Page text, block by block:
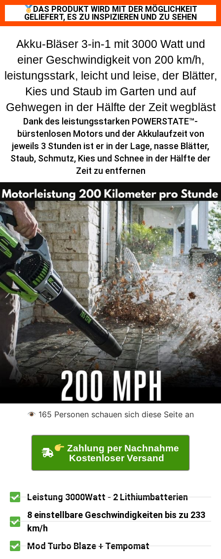
DAS PRODUKT WIRD MIT DER MÖGLICHKEIT
GELIEFERT, ES ZU INSPIZIEREN UND ZU SEHEN
Akku-Bläser 3-in-1 mit 3000 Watt und
einer Geschwindigkeit von 200 km/h,
leistungsstark, leicht und leise, der Blätter,
Kies und Staub im Garten und auf
Gehwegen in der Hälfte der Zeit wegbläst
Dank des leistungsstarken POWERSTATE™-
bürstenlosen Motors und der Akkulaufzeit von
jeweils 3 Stunden ist er in der Lage, nasse Blätter,
Staub, Schmutz, Kies und Schnee in der Hälfte der
Zeit zu entfernen
165 Personen schauen sich diese Seite an
Zahlung per Nachnahme
Kostenloser Versand
Leistung 3000Watt - 2 Lithiumbatterien
8 einstellbare Geschwindigkeiten bis zu 233
km/h
Mod Turbo Blaze + Tempomat